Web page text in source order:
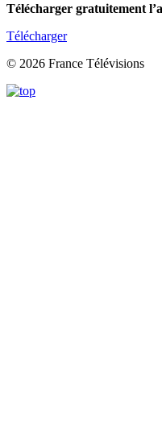
Télécharger gratuitement
Télécharger
© 2026 France Télévisions